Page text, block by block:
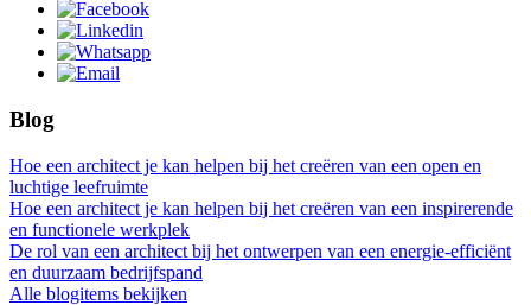
Blog
Hoe een architect je kan helpen bij het creëren van een open en
luchtige leefruimte
Hoe een architect je kan helpen bij het creëren van een inspirerende
en functionele werkplek
De rol van een architect bij het ontwerpen van een energie-efficiënt
en duurzaam bedrijfspand
Alle blogitems bekijken